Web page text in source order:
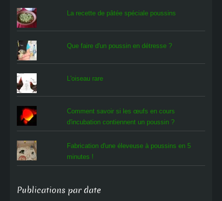
La recette de pâtée spéciale poussins
Que faire d'un poussin en détresse ?
L'oiseau rare
Comment savoir si les œufs en cours
d'incubation contiennent un poussin ?
Fabrication d'une éleveuse à poussins en 5
minutes !
Publications par date